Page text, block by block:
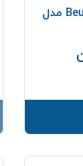
تشکچه برقی و شارژی Beurer مدل